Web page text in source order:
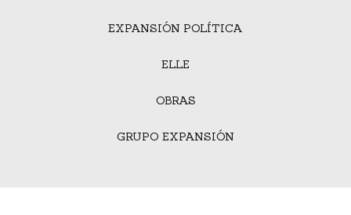
EXPANSIÓN POLÍTICA
ELLE
OBRAS
GRUPO EXPANSIÓN